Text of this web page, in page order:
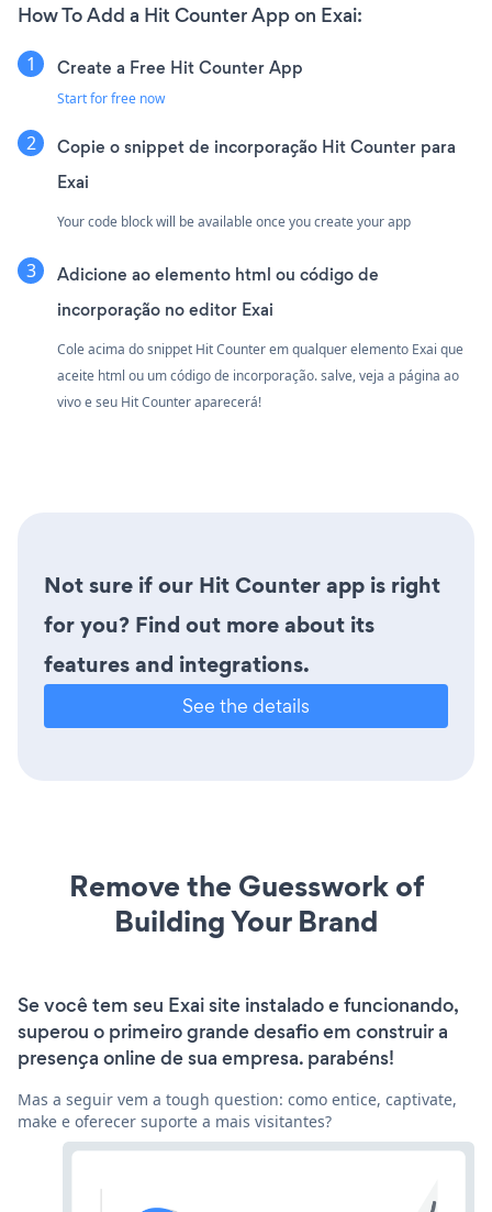
How To Add a Hit Counter App on Exai:
Create a Free Hit Counter App
Start for free now
Copie o snippet de incorporação Hit Counter para
Exai
Your code block will be available once you create your app
Adicione ao elemento html ou código de
incorporação no editor Exai
Cole acima do snippet Hit Counter em qualquer elemento Exai que
aceite html ou um código de incorporação. salve, veja a página ao
vivo e seu Hit Counter aparecerá!
Not sure if our Hit Counter app is right
for you? Find out more about its
features and integrations.
See the details
Remove the Guesswork of
Building Your Brand
Se você tem seu Exai site instalado e funcionando,
superou o primeiro grande desafio em construir a
presença online de sua empresa. parabéns!
Mas a seguir vem a tough question: como entice, captivate,
make e oferecer suporte a mais visitantes?